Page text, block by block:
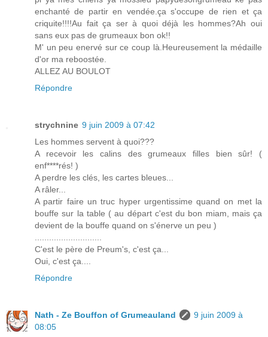
enchanté de partir en vendée.ça s'occupe de rien et ça
criquite!!!!Au fait ça ser à quoi déjà les hommes?Ah oui
sans eux pas de grumeaux bon ok!!
M' un peu enervé sur ce coup là.Heureusement la médaille
d'or ma reboostée.
ALLEZ AU BOULOT
Répondre
strychnine 9 juin 2009 à 07:42
Les hommes servent à quoi???
A recevoir les calins des grumeaux filles bien sûr! (
enf****rés! )
A perdre les clés, les cartes bleues...
A râler...
A partir faire un truc hyper urgentissime quand on met la
bouffe sur la table ( au départ c'est du bon miam, mais ça
devient de la bouffe quand on s'énerve un peu )
C'est le père de Preum's, c'est ça...
Oui, c'est ça....
Répondre
Nath - Ze Bouffon of Grumeauland
9 juin 2009 à
08:05